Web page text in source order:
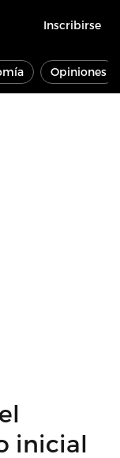
Inscribirse
Opiniones
inicial